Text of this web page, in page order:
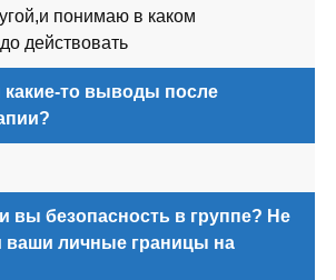
понимаю в каком
действовать
то выводы после
вы безопасность в группе? Не
ваши личные границы на